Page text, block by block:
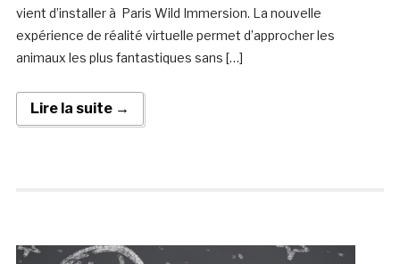
vient d’installer à Paris Wild Immersion. La nouvelle
expérience de réalité virtuelle permet d’approcher les
animaux les plus fantastiques sans […]
Lire la suite →